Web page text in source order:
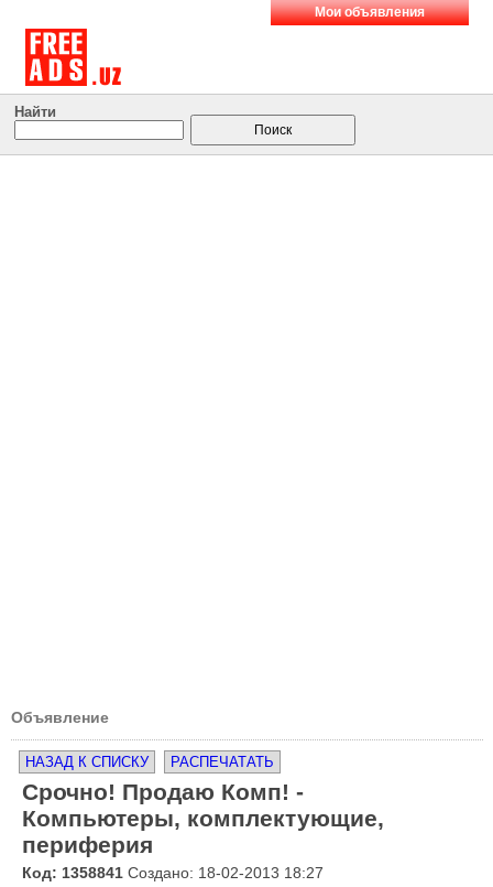
Мои объявления
Найти
Объявление
НАЗАД К СПИСКУ РАСПЕЧАТАТЬ
Срочно! Продаю Комп! -
Компьютеры, комплектующие,
периферия
Код: 1358841 Создано: 18-02-2013 18:27